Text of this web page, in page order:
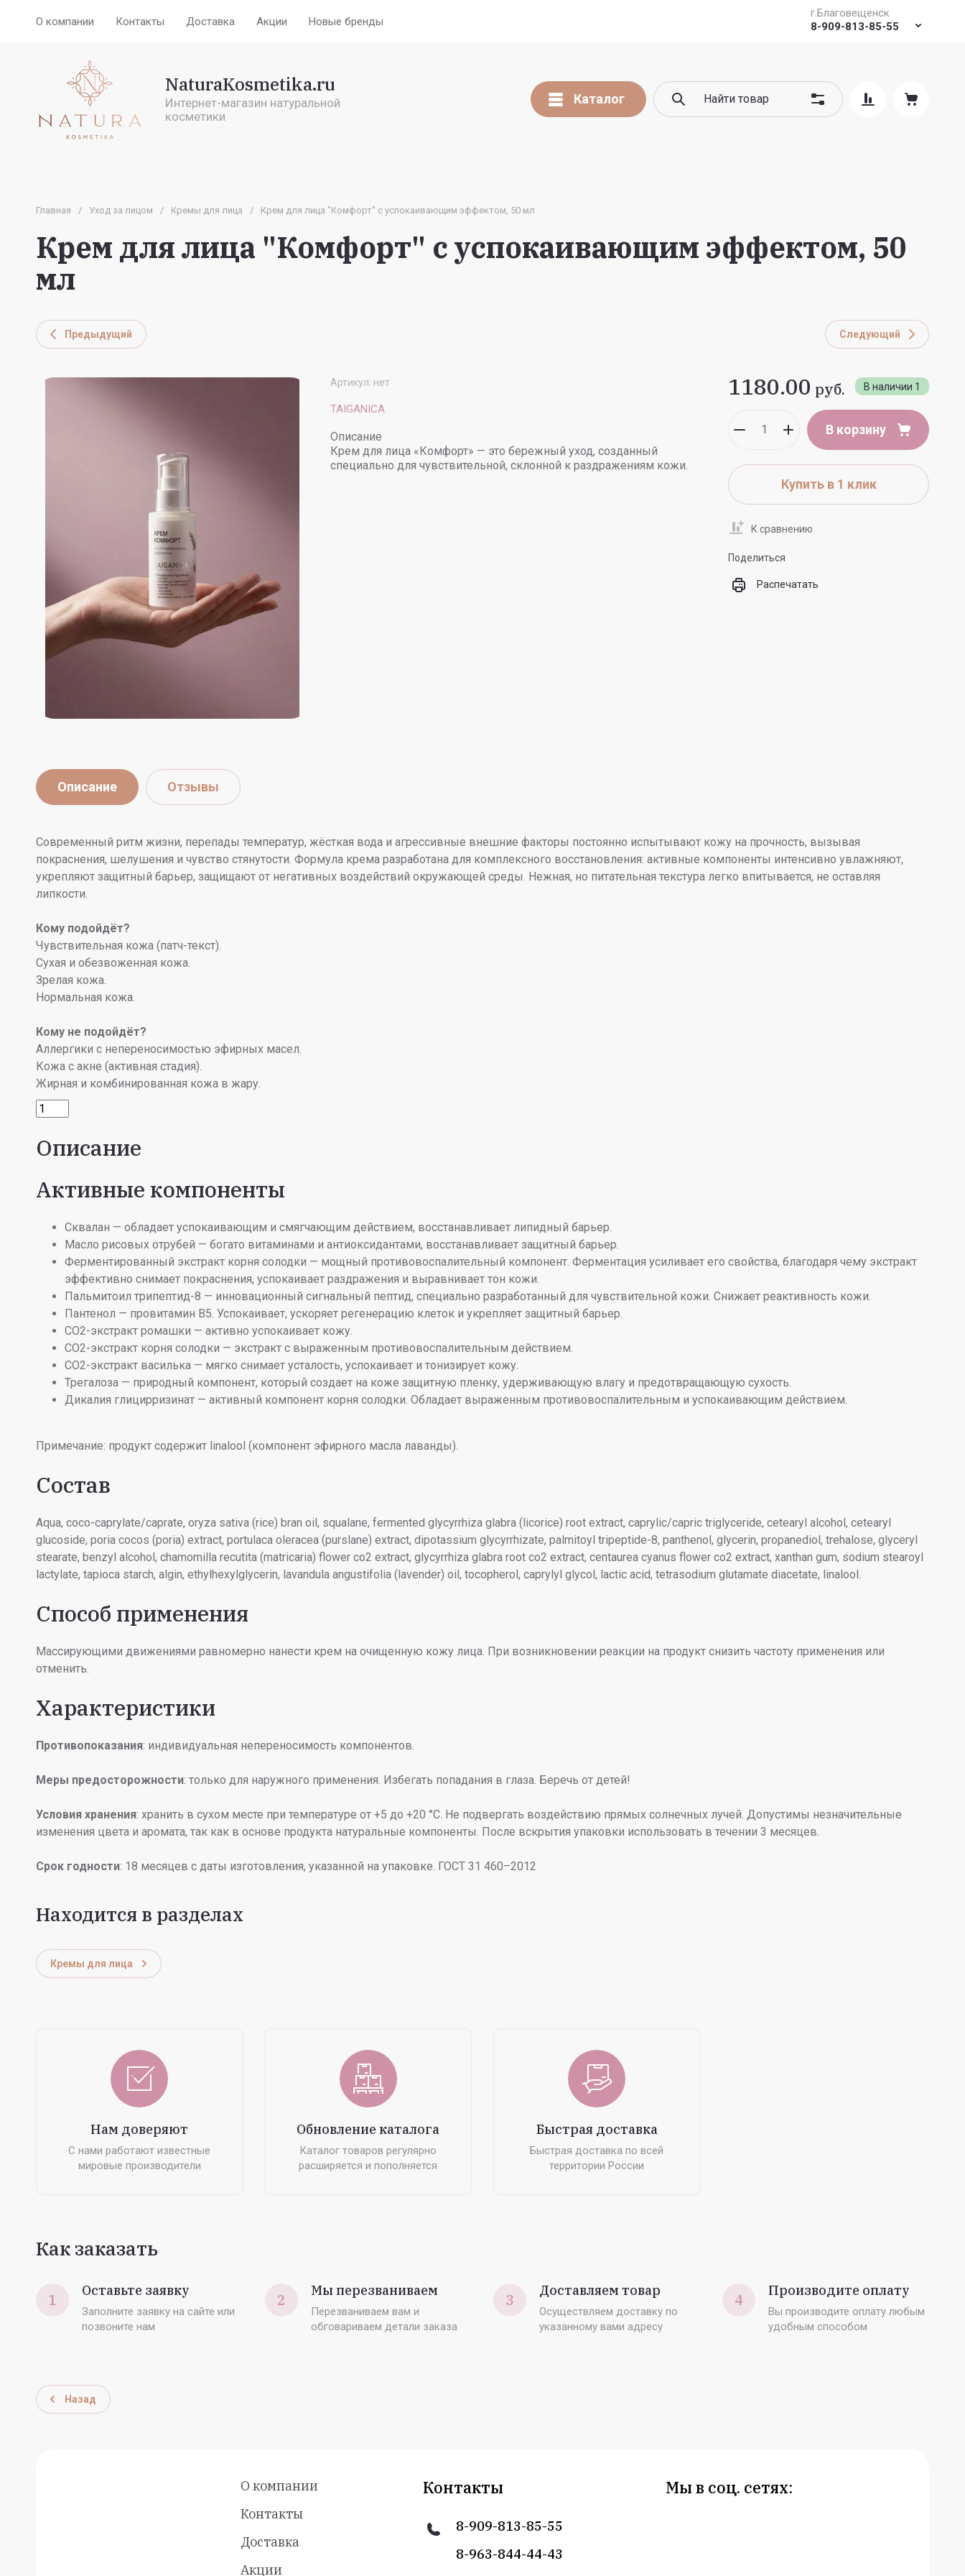
О компании Контакты Доставка Акции Новые бренды
г.Благовещенск
8-909-813-85-55
NaturaKosmetika.ru
Интернет-магазин натуральной
косметики
Каталог
Главная / Уход за лицом / Кремы для лица / Крем для лица "Комфорт" с успокаивающим эффектом, 50 мл
Крем для лица "Комфорт" с успокаивающим эффектом, 50
мл
Предыдущий Следующий
Артикул: нет
TAIGANICA
Описание
Крем для лица «Комфорт» — это бережный уход, созданный
специально для чувствительной, склонной к раздражениям кожи.
В наличии 1
1180.00 руб.
В корзину
Купить в 1 клик
К сравнению
Поделиться
Распечатать
Описание Отзывы
Современный ритм жизни, перепады температур, жёсткая вода и агрессивные внешние факторы постоянно испытывают кожу на прочность, вызывая
покраснения, шелушения и чувство стянутости. Формула крема разработана для комплексного восстановления: активные компоненты интенсивно увлажняют,
укрепляют защитный барьер, защищают от негативных воздействий окружающей среды. Нежная, но питательная текстура легко впитывается, не оставляя
липкости.
Кому подойдёт?
Чувствительная кожа (патч-текст).
Сухая и обезвоженная кожа.
Зрелая кожа.
Нормальная кожа.
Кому не подойдёт?
Аллергики с непереносимостью эфирных масел.
Кожа с акне (активная стадия).
Жирная и комбинированная кожа в жару.
Описание
Активные компоненты
Сквалан — обладает успокаивающим и смягчающим действием, восстанавливает липидный барьер.
Масло рисовых отрубей — богато витаминами и антиоксидантами, восстанавливает защитный барьер.
Ферментированный экстракт корня солодки — мощный противовоспалительный компонент. Ферментация усиливает его свойства, благодаря чему экстракт
эффективно снимает покраснения, успокаивает раздражения и выравнивает тон кожи.
Пальмитоил трипептид-8 — инновационный сигнальный пептид, специально разработанный для чувствительной кожи. Снижает реактивность кожи.
Пантенол — провитамин В5. Успокаивает, ускоряет регенерацию клеток и укрепляет защитный барьер.
СО2-экстракт ромашки — активно успокаивает кожу.
СО2-экстракт корня солодки — экстракт с выраженным противовоспалительным действием.
СО2-экстракт василька — мягко снимает усталость, успокаивает и тонизирует кожу.
Трегалоза — природный компонент, который создает на коже защитную пленку, удерживающую влагу и предотвращающую сухость.
Дикалия глицирризинат — активный компонент корня солодки. Обладает выраженным противовоспалительным и успокаивающим действием.
Примечание: продукт содержит linalool (компонент эфирного масла лаванды).
Состав
Aqua, coco-caprylate/caprate, oryza sativa (rice) bran oil, squalane, fermented glycyrrhiza glabra (licorice) root extract, caprylic/capric triglyceride, cetearyl alcohol, cetearyl
gluсoside, poria cocos (poria) extract, portulaca oleracea (purslane) extract, dipotassium glycyrrhizate, palmitoyl tripeptide-8, panthenol, glycerin, propanediol, trehalose, glyceryl
stearate, benzyl alcohol, chamomilla recutita (matricaria) flower co2 extract, glycyrrhiza glabra root co2 extract, centaurea cyanus flower co2 extract, xanthan gum, sodium stearoyl
lactylate, tapioca starch, algin, ethylhexylglycerin, lavandula angustifolia (lavender) oil, tocopherol, caprylyl glycol, lactic acid, tetrasodium glutamate diacetate, linalool.
Способ применения
Массирующими движениями равномерно нанести крем на очищенную кожу лица. При возникновении реакции на продукт снизить частоту применения или
отменить.
Характеристики
Противопоказания: индивидуальная непереносимость компонентов.
Меры предосторожности: только для наружного применения. Избегать попадания в глаза. Беречь от детей!
Условия хранения: хранить в сухом месте при температуре от +5 до +20 °С. Не подвергать воздействию прямых солнечных лучей. Допустимы незначительные
изменения цвета и аромата, так как в основе продукта натуральные компоненты. После вскрытия упаковки использовать в течении 3 месяцев.
Срок годности: 18 месяцев с даты изготовления, указанной на упаковке. ГОСТ 31 460–2012
Находится в разделах
Кремы для лица
Нам доверяют
С нами работают известные
мировые производители
Обновление каталога
Каталог товаров регулярно
расширяется и пополняется
Быстрая доставка
Быстрая доставка по всей
территории России
Как заказать
1 Оставьте заявку
Заполните заявку на сайте или
позвоните нам
2 Мы перезваниваем
Перезваниваем вам и
обговариваем детали заказа
3 Доставляем товар
Осуществляем доставку по
указанному вами адресу
4 Производите оплату
Вы производите оплату любым
удобным способом
Назад
О компании
Контакты
Доставка
Акции
Контакты
8-909-813-85-55
8-963-844-44-43
Мы в соц. сетях: